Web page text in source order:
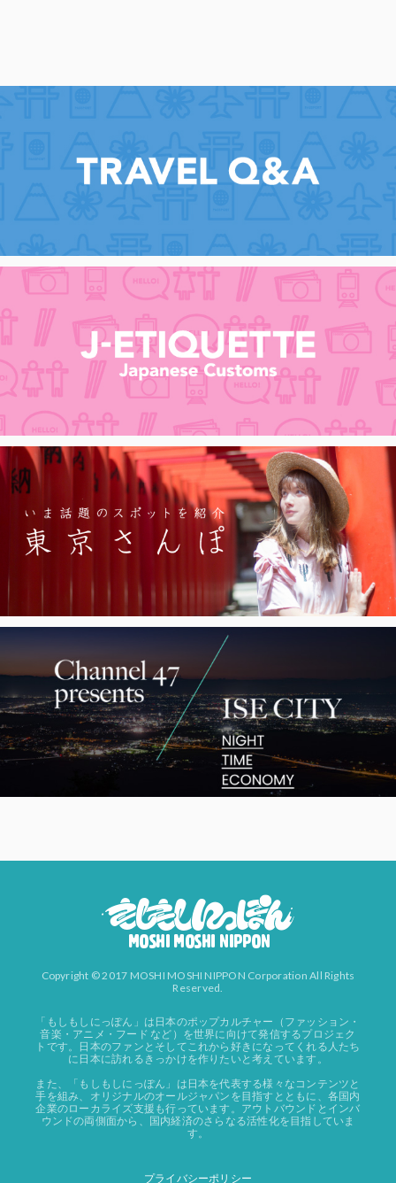
Copyright © 2017 MOSHI MOSHI NIPPON Corporation All Rights
Reserved.
「もしもしにっぽん」は日本のポップカルチャー（ファッション・
音楽・アニメ・フード など）を世界に向けて発信するプロジェク
トです。日本のファンとそしてこれから好きになってくれる人たち
に日本に訪れるきっかけを作りたいと考えています。
また、「もしもしにっぽん」は日本を代表する様々なコンテンツと
手を組み、オリジナルのオールジャパンを目指すとともに、各国内
企業のローカライズ支援も行っています。アウトバウンドとインバ
ウンドの両側面から、国内経済のさらなる活性化を目指していま
す。
プライバシーポリシー